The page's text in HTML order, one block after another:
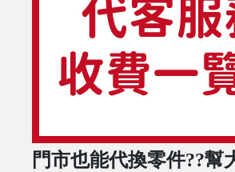
門市也能代換零件??幫